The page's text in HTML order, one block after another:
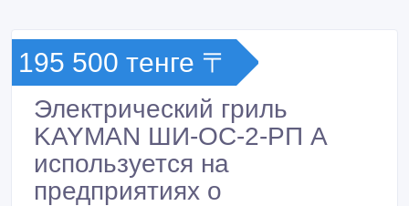
195 500 тенге 〒
Электрический гриль
KAYMAN ШИ-ОС-2-РП А
используется на
предприятиях о